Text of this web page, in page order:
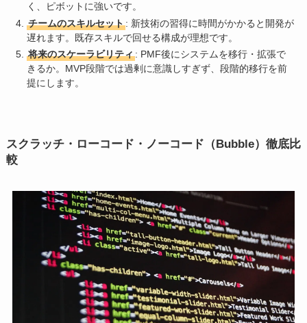
く、ピボットに強いです。
チームのスキルセット: 新技術の習得に時間がかかると開発が
遅れます。既存スキルで回せる構成が理想です。
将来のスケーラビリティ: PMF後にシステムを移行・拡張で
きるか。MVP段階では過剰に意識しすぎず、段階的移行を前
提にします。
スクラッチ・ローコード・ノーコード（Bubble）徹底比
較